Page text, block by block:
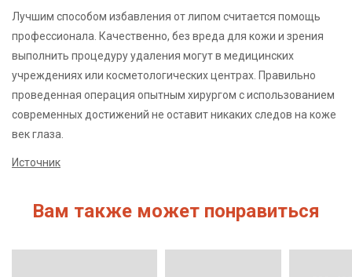
Лучшим способом избавления от липом считается помощь
профессионала. Качественно, без вреда для кожи и зрения
выполнить процедуру удаления могут в медицинских
учреждениях или косметологических центрах. Правильно
проведенная операция опытным хирургом с использованием
современных достижений не оставит никаких следов на коже
век глаза.
Источник
Вам также может понравиться